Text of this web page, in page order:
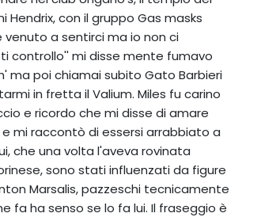
con il gruppo Gas masks
venuto a sentirci ma io non ci
controllo'' mi disse mente fumavo
ma poi chiamai subito Gato Barbieri
in fretta il Valium. Miles fu carino
e ricordo che mi disse di amare
mi raccontò di essersi arrabbiato a
che una volta l'aveva rovinata
sono stati influenzati da figure
Marsalis, pazzeschi tecnicamente
fa ha senso se lo fa lui. Il fraseggio è